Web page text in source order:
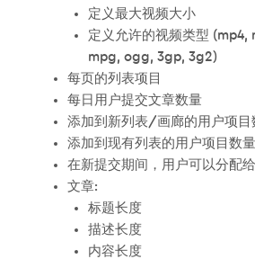
定义最大视频大小
定义允许的视频类型 (mp4,
mpg, ogg, 3gp, 3g2)
每页的列表项目
每日用户提交文章数量
添加到新列表/画廊的用户项目
添加到现有列表的用户项目数量
在新提交期间，用户可以分配
文章:
标题长度
描述长度
内容长度